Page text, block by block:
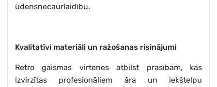
ūdensnecaurlaidību.
Kvalitatīvi materiāli un ražošanas risinājumi
Retro gaismas virtenes atbilst prasībām, kas
izvirzītas profesionāliem āra un iekštelpu